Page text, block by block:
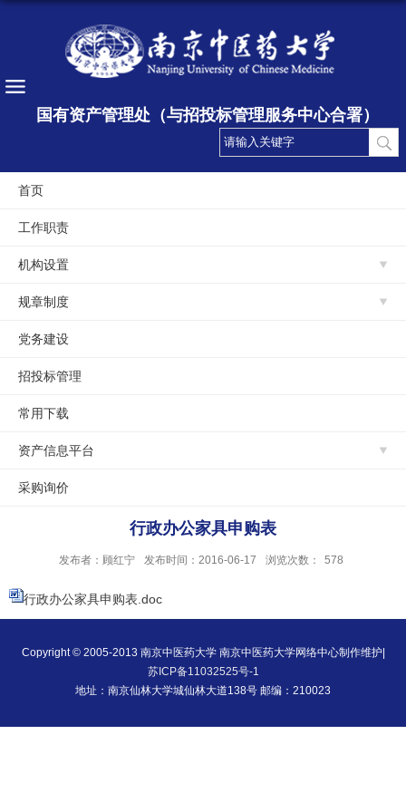
国有资产管理处（与招投标管理服务中心合署）
首页
工作职责
机构设置
规章制度
党务建设
招投标管理
常用下载
资产信息平台
采购询价
行政办公家具申购表
发布者：顾红宁 发布时间：2016-06-17 浏览次数： 578
行政办公家具申购表.doc
Copyright © 2005-2013 南京中医药大学 南京中医药大学网络中心制作维护|
苏ICP备11032525号-1
地址：南京仙林大学城仙林大道138号 邮编：210023